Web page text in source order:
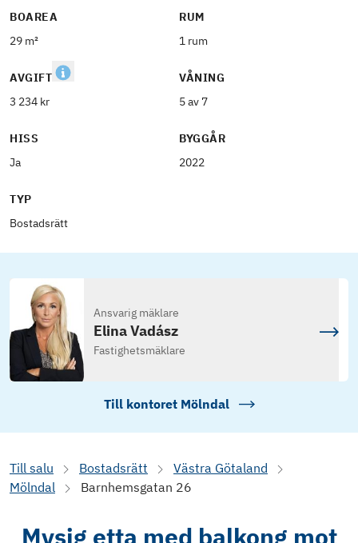
BOAREA
29 m²
RUM
1 rum
AVGIFT
3 234 kr
VÅNING
5 av 7
HISS
Ja
BYGGÅR
2022
TYP
Bostadsrätt
Ansvarig mäklare
Elina Vadász
Fastighetsmäklare
Till kontoret Mölndal
Till salu Bostadsrätt
Västra Götaland
Mölndal
Barnhemsgatan 26
Mysig etta med balkong mot